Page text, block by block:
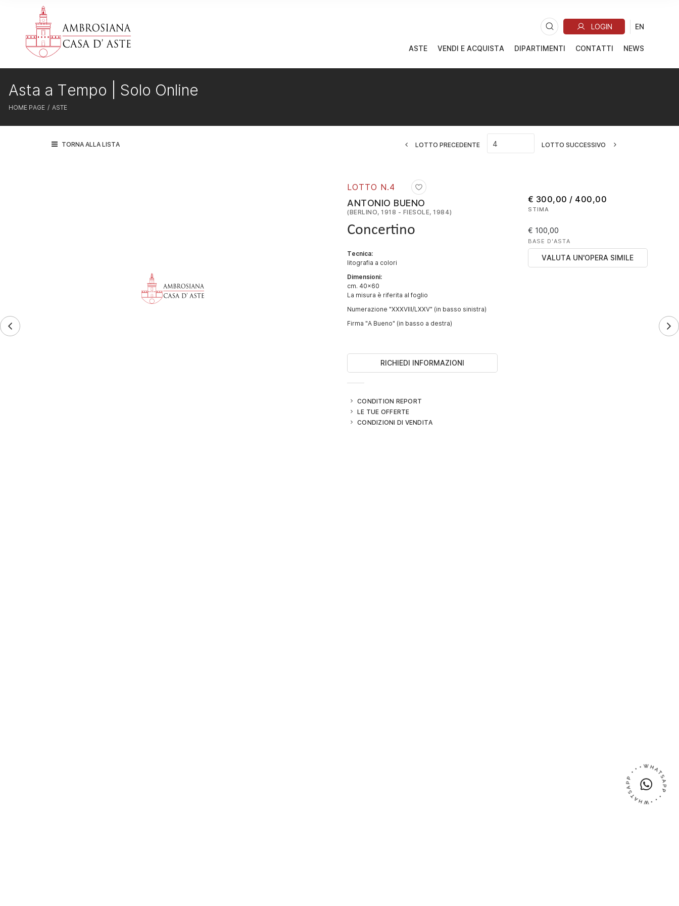
ASTE VENDI E ACQUISTA DIPARTIMENTI CONTATTI NEWS
HOME PAGE ASTE
Asta a Tempo | Solo Online
TORNA ALLA LISTA LOTTO PRECEDENTE LOTTO SUCCESSIVO
LOTTO N.4
ANTONIO BUENO
(BERLINO, 1918 - FIESOLE, 1984)
Concertino
Tecnica:
litografia a colori
Dimensioni:
cm. 40x60
La misura è riferita al foglio
Numerazione "XXXVIII/LXXV" (in basso sinistra)
Firma "A Bueno" (in basso a destra)
RICHIEDI INFORMAZIONI
CONDITION REPORT
LE TUE OFFERTE
CONDIZIONI DI VENDITA
€ 300,00 / 400,00
STIMA
€ 100,00
BASE D'ASTA
VALUTA UN'OPERA SIMILE